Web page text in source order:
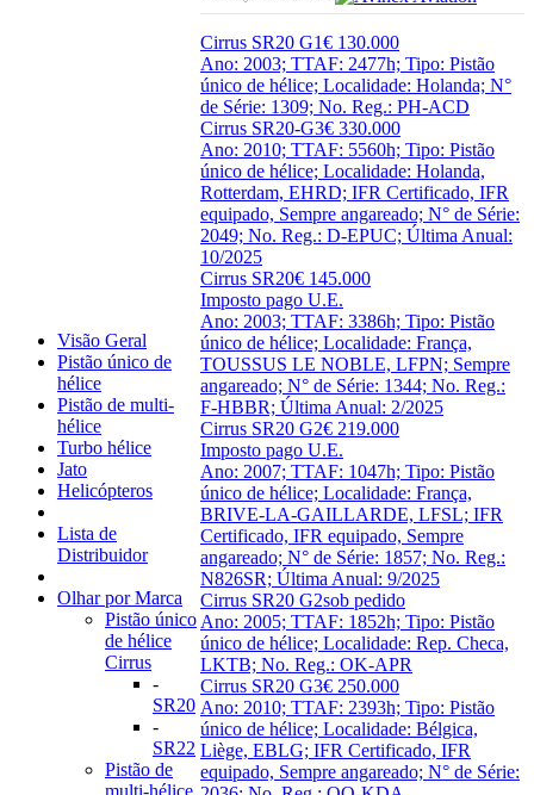
Visão Geral
Pistão único de
hélice
Pistão de multi-
hélice
Turbo hélice
Jato
Helicópteros
Lista de
Distribuidor
Olhar por Marca
Pistão único
de hélice
Cirrus
-
SR20
-
SR22
Pistão de
multi-hélice
Cirrus SR20 G1€ 130.000
Ano: 2003; TTAF: 2477h; Tipo: Pistão
único de hélice; Localidade: Holanda; N°
de Série: 1309; No. Reg.: PH-ACD
Cirrus SR20-G3€ 330.000
Ano: 2010; TTAF: 5560h; Tipo: Pistão
único de hélice; Localidade: Holanda,
Rotterdam, EHRD; IFR Certificado, IFR
equipado, Sempre angareado; N° de Série:
2049; No. Reg.: D-EPUC; Última Anual:
10/2025
Cirrus SR20€ 145.000
Imposto pago U.E.
Ano: 2003; TTAF: 3386h; Tipo: Pistão
único de hélice; Localidade: França,
TOUSSUS LE NOBLE, LFPN; Sempre
angareado; N° de Série: 1344; No. Reg.:
F-HBBR; Última Anual: 2/2025
Cirrus SR20 G2€ 219.000
Imposto pago U.E.
Ano: 2007; TTAF: 1047h; Tipo: Pistão
único de hélice; Localidade: França,
BRIVE-LA-GAILLARDE, LFSL; IFR
Certificado, IFR equipado, Sempre
angareado; N° de Série: 1857; No. Reg.:
N826SR; Última Anual: 9/2025
Cirrus SR20 G2sob pedido
Ano: 2005; TTAF: 1852h; Tipo: Pistão
único de hélice; Localidade: Rep. Checa,
LKTB; No. Reg.: OK-APR
Cirrus SR20 G3€ 250.000
Ano: 2010; TTAF: 2393h; Tipo: Pistão
único de hélice; Localidade: Bélgica,
Liège, EBLG; IFR Certificado, IFR
equipado, Sempre angareado; N° de Série: